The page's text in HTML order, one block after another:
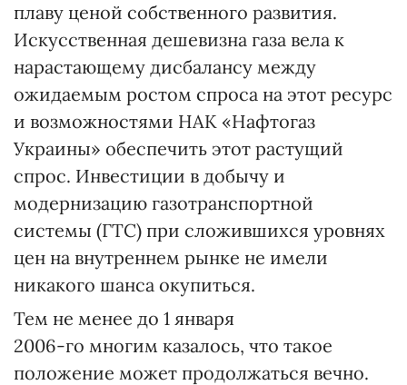
плаву ценой собственного развития.
Искусственная дешевизна газа вела к
нарастающему дисбалансу между
ожидаемым ростом спроса на этот ресурс
и возможностями НАК «Нафтогаз
Украины» обеспечить этот растущий
спрос. Инвестиции в добычу и
модернизацию газотранспортной
системы (ГТС) при сложившихся уровнях
цен на внутреннем рынке не имели
никакого шанса окупиться.
Тем не менее до 1 января
2006-го многим казалось, что такое
положение может продолжаться вечно.